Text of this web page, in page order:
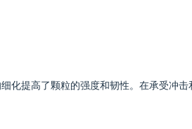
化提高了颗粒的强度和韧性。在承受冲